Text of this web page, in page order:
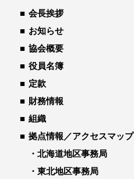
会長挨拶
お知らせ
協会概要
役員名簿
定款
財務情報
組織
拠点情報／アクセスマップ
北海道地区事務局
東北地区事務局